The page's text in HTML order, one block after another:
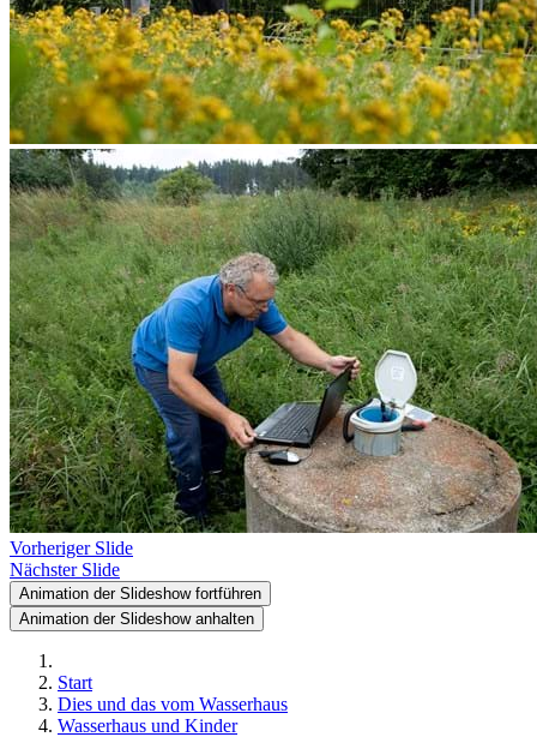
Vorheriger Slide
Nächster Slide
Animation der Slideshow fortführen
Animation der Slideshow anhalten
Start
Dies und das vom Wasserhaus
Wasserhaus und Kinder